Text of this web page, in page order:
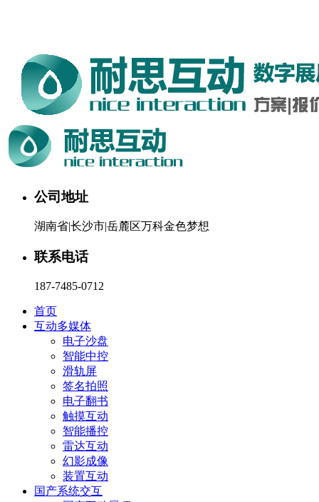
公司地址
湖南省|长沙市|岳麓区万科金色梦想
联系电话
187-7485-0712
首页
互动多媒体
电子沙盘
智能中控
滑轨屏
签名拍照
电子翻书
触摸互动
智能播控
雷达互动
幻影成像
装置互动
国产系统交互